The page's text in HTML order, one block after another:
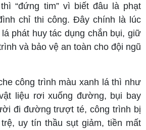
“đứng tim” vì biết đâu là phạt
chỉ thi công. Đây chính là lúc
phát huy tác dụng chắn bụi, giữ
và bảo vệ an toàn cho đội ngũ
công trình màu xanh lá thì như
liệu rơi xuống đường, bụi bay
đi đường trượt té, công trình bị
uy tín thầu sụt giảm, tiền mất